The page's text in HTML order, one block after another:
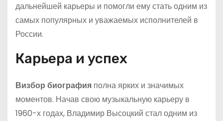
дальнейшей карьеры и помогли ему стать одним из
самых популярных и уважаемых исполнителей в
России.
Карьера и успех
Визбор биография полна ярких и значимых
моментов. Начав свою музыкальную карьеру в
1960-х годах, Владимир Высоцкий стал одним из